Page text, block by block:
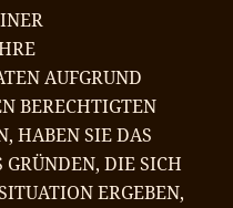
AUFGRUND
BERECHTIGTEN
HABEN SIE DAS
GRÜNDEN, DIE SICH
ERGEBEN,